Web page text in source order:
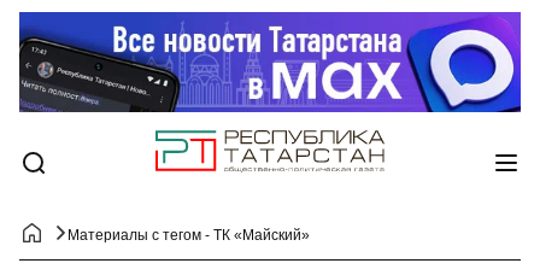
Материалы с тегом - ТК «Майский»